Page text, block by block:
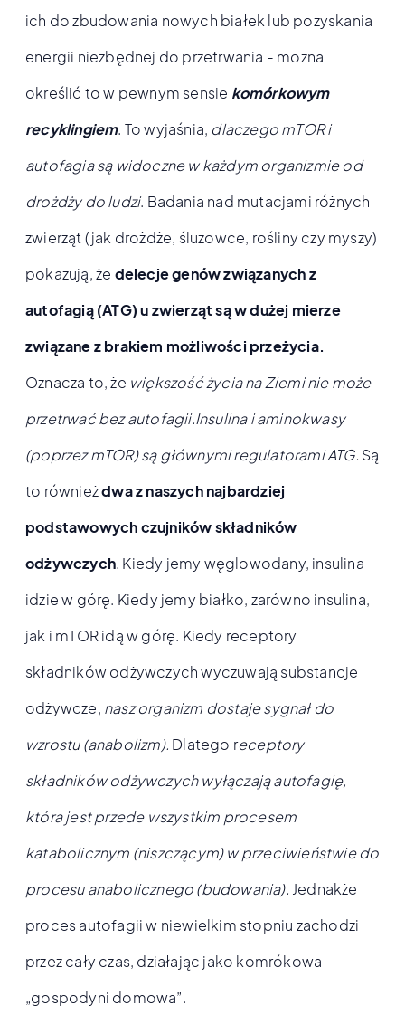
ich do zbudowania nowych białek lub pozyskania
energii niezbędnej do przetrwania - można
określić to w pewnym sensie komórkowym
recyklingiem. To wyjaśnia, dlaczego mTOR i
autofagia są widoczne w każdym organizmie od
drożdży do ludzi. Badania nad mutacjami różnych
zwierząt (jak drożdże, śluzowce, rośliny czy myszy)
pokazują, że delecje genów związanych z
autofagią (ATG) u zwierząt są w dużej mierze
związane z brakiem możliwości przeżycia.
Oznacza to, że większość życia na Ziemi nie może
przetrwać bez autofagii.Insulina i aminokwasy
(poprzez mTOR) są głównymi regulatorami ATG. Są
to równieżdwa z naszych najbardziej
podstawowych czujników składników
odżywczych. Kiedy jemy węglowodany, insulina
idzie w górę. Kiedy jemy białko, zarówno insulina,
jak i mTOR idą w górę. Kiedy receptory
składników odżywczych wyczuwają substancje
odżywcze, nasz organizm dostaje sygnał do
wzrostu (anabolizm). Dlatego receptory
składników odżywczych wyłączają autofagię,
która jest przede wszystkim procesem
katabolicznym (niszczącym) w przeciwieństwie do
procesu anabolicznego (budowania). Jednakże
proces autofagii w niewielkim stopniu zachodzi
przez cały czas, działając jako komrókowa
„gospodyni domowa”.